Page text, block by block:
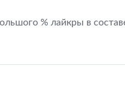
% лайкры в